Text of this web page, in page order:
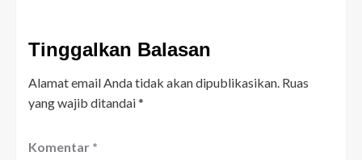
Tinggalkan Balasan
Alamat email Anda tidak akan dipublikasikan. Ruas
yang wajib ditandai*
Komentar *